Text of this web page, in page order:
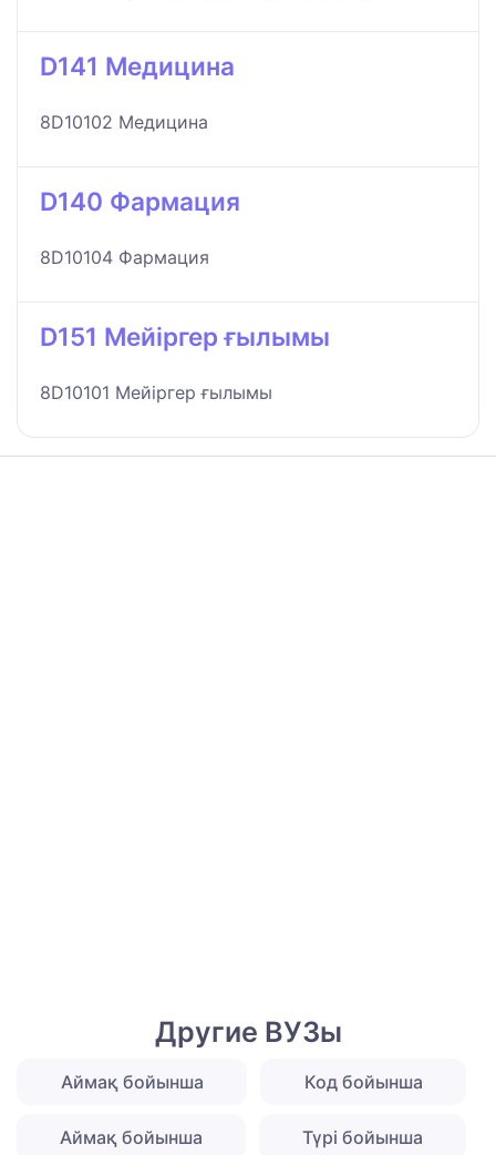
D141 Медицина
8D10102 Медицина
D140 Фармация
8D10104 Фармация
D151 Мейіргер ғылымы
8D10101 Мейіргер ғылымы
Другие ВУЗы
Аймақ бойынша Код бойынша
Аймақ бойынша Түрі бойынша